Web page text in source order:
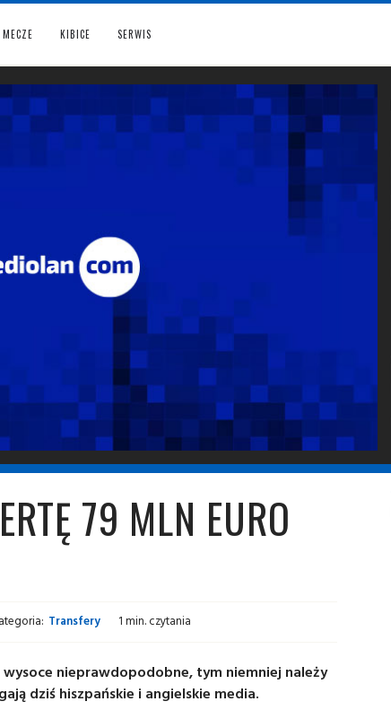
MECZE KIBICE SERWIS
79 MLN EURO
Transfery 1 min. czytania
nieprawdopodobne, tym niemniej należy
dziś hiszpańskie i angielskie media.